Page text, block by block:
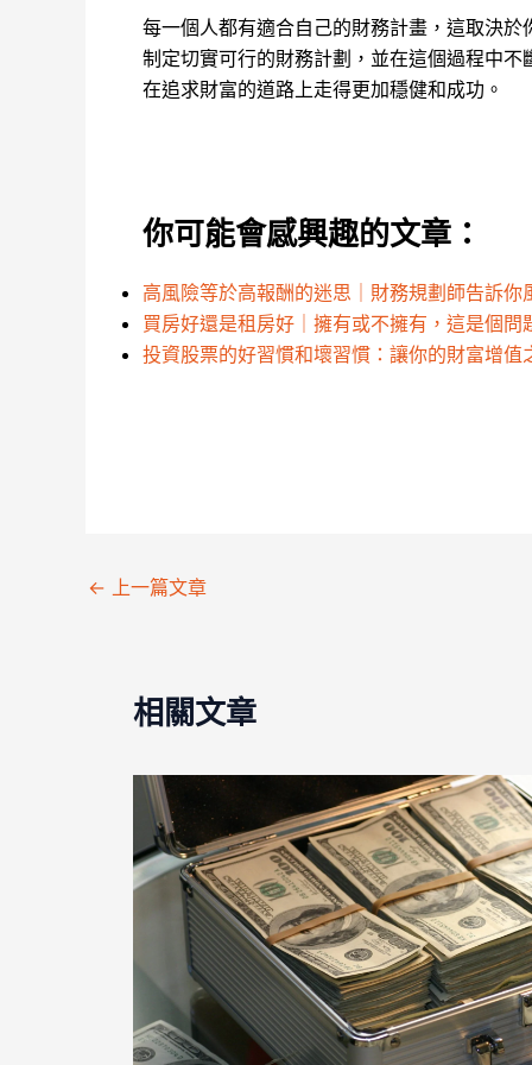
每一個人都有適合自己的財務計畫，這取決
制定切實可行的財務計劃，並在這個過程中
在追求財富的道路上走得更加穩健和成功。
你可能會感興趣的文章：
高風險等於高報酬的迷思｜財務規劃師告訴你
買房好還是租房好｜擁有或不擁有，這是個
投資股票的好習慣和壞習慣：讓你的財富增
← 上一篇文章
相關文章